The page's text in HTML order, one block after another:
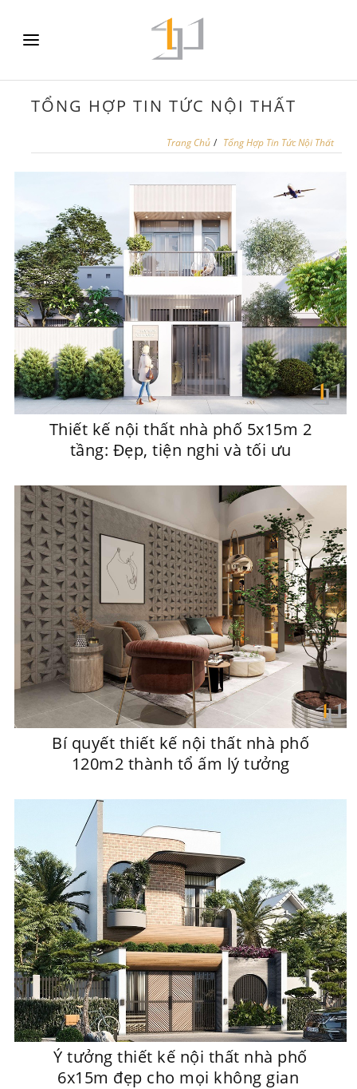
TỔNG HỢP TIN TỨC NỘI THẤT
Trang Chủ / Tổng Hợp Tin Tức Nội Thất
Thiết kế nội thất nhà phố 5x15m 2
tầng: Đẹp, tiện nghi và tối ưu
Bí quyết thiết kế nội thất nhà phố
120m2 thành tổ ấm lý tưởng
Ý tưởng thiết kế nội thất nhà phố
6x15m đẹp cho mọi không gian